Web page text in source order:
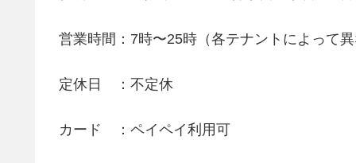
営業時間：7時〜25時（各テナントによって
定休日 ：不定休
カード ：ペイペイ利用可